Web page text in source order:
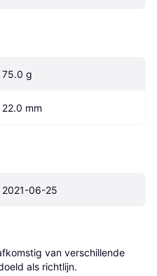
75.0 g
22.0 mm
2021-06-25
van verschillende
als richtlijn.